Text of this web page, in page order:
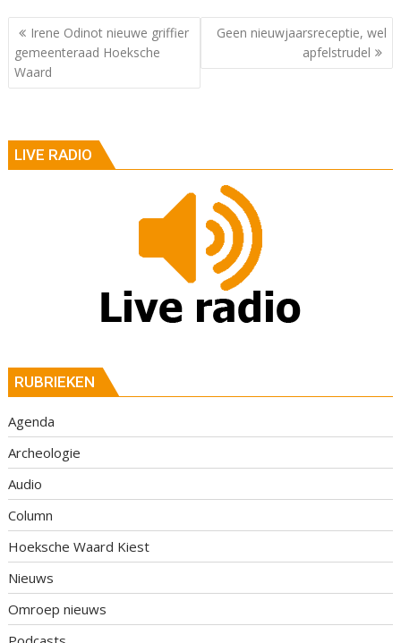
Berichtnavigatie
Irene Odinot nieuwe griffier
gemeenteraad Hoeksche
Waard
Geen nieuwjaarsreceptie, wel
apfelstrudel
LIVE RADIO
RUBRIEKEN
Agenda
Archeologie
Audio
Column
Hoeksche Waard Kiest
Nieuws
Omroep nieuws